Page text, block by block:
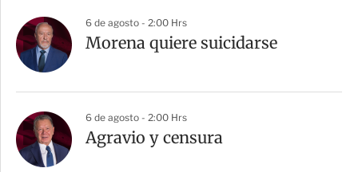
6 de agosto - 2:00 Hrs
Morena quiere suicidarse
6 de agosto - 2:00 Hrs
Agravio y censura